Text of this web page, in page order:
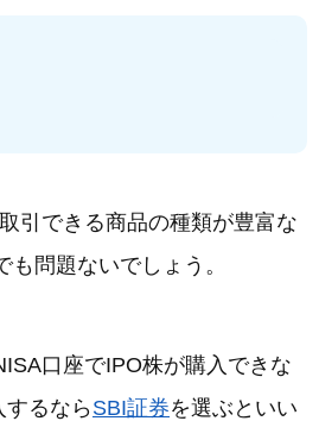
引できる商品の種類が豊富な
問題ないでしょう。
口座でIPO株が購入できな
るならSBI証券を選ぶといい